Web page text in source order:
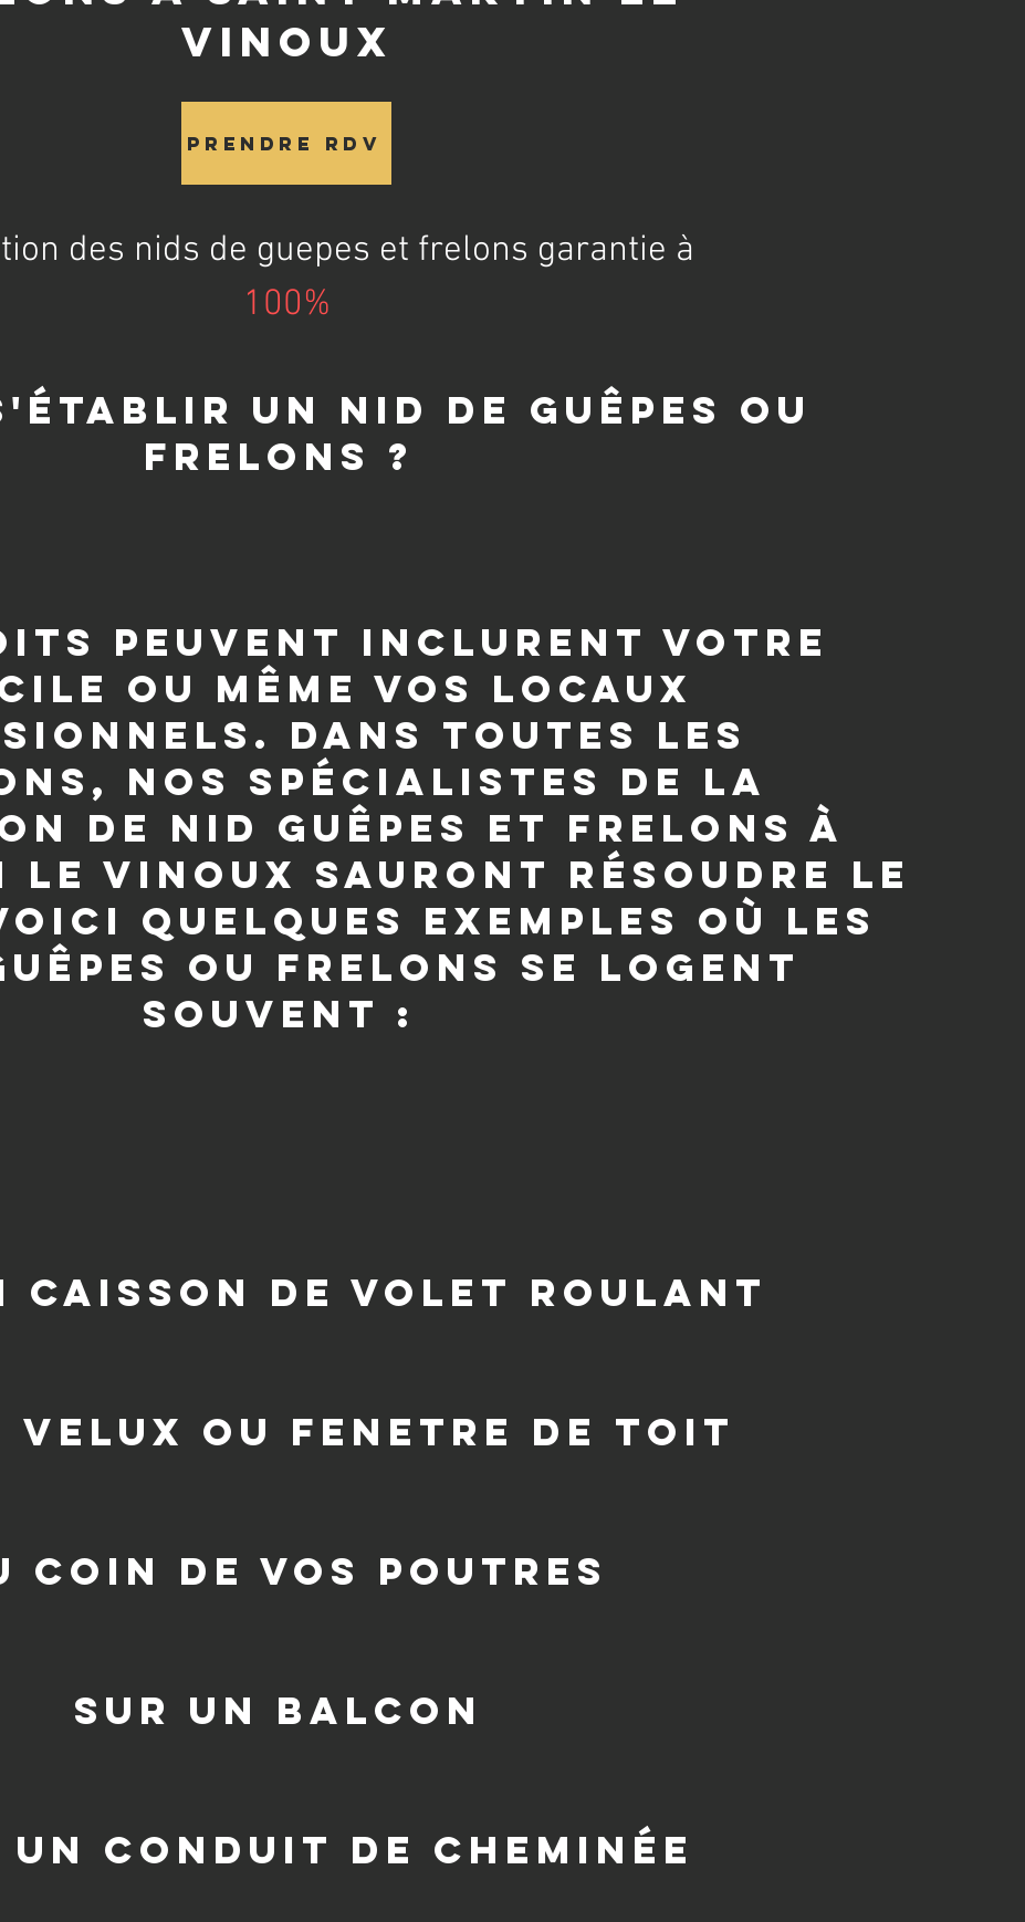
Vinoux
Prendre RDV
des nids de guepes et frelons garantie à
100%
un nid de guêpes ou
frelons ?
peuvent inclurent votre
ou même vos locaux
Dans toutes les
nos spécialistes de la
de nid guêpes et frelons à
le Vinoux sauront résoudre le
quelques exemples où les
ou frelons se logent
souvent :
caisson de volet roulant
velux ou fenetre de toit
coin de vos poutres
sur un balcon
un conduit de cheminée